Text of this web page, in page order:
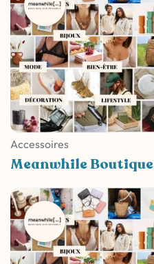
Accessoires
Meanwhile Boutique